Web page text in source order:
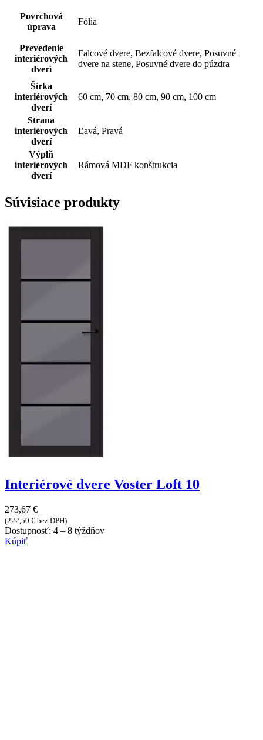
Povrchová
úprava
Fólia
Prevedenie
interiérových
dverí
Falcové dvere, Bezfalcové dvere, Posuvné
dvere na stene, Posuvné dvere do púzdra
Šírka
interiérových
dverí
60 cm, 70 cm, 80 cm, 90 cm, 100 cm
Strana
interiérových
dverí
Ľavá, Pravá
Výplň
interiérových
dverí
Rámová MDF konštrukcia
Súvisiace produkty
Interiérové dvere Voster Loft 10
273,67 €
(222,50 € bez DPH)
Dostupnosť: 4 – 8 týždňov
Kúpiť